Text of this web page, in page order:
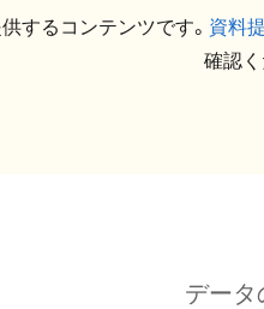
するコンテンツです。 資料
確認く
データ